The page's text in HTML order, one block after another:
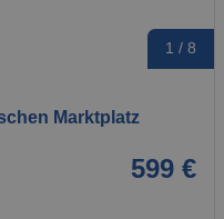
1 / 8
Marktplatz
599 €